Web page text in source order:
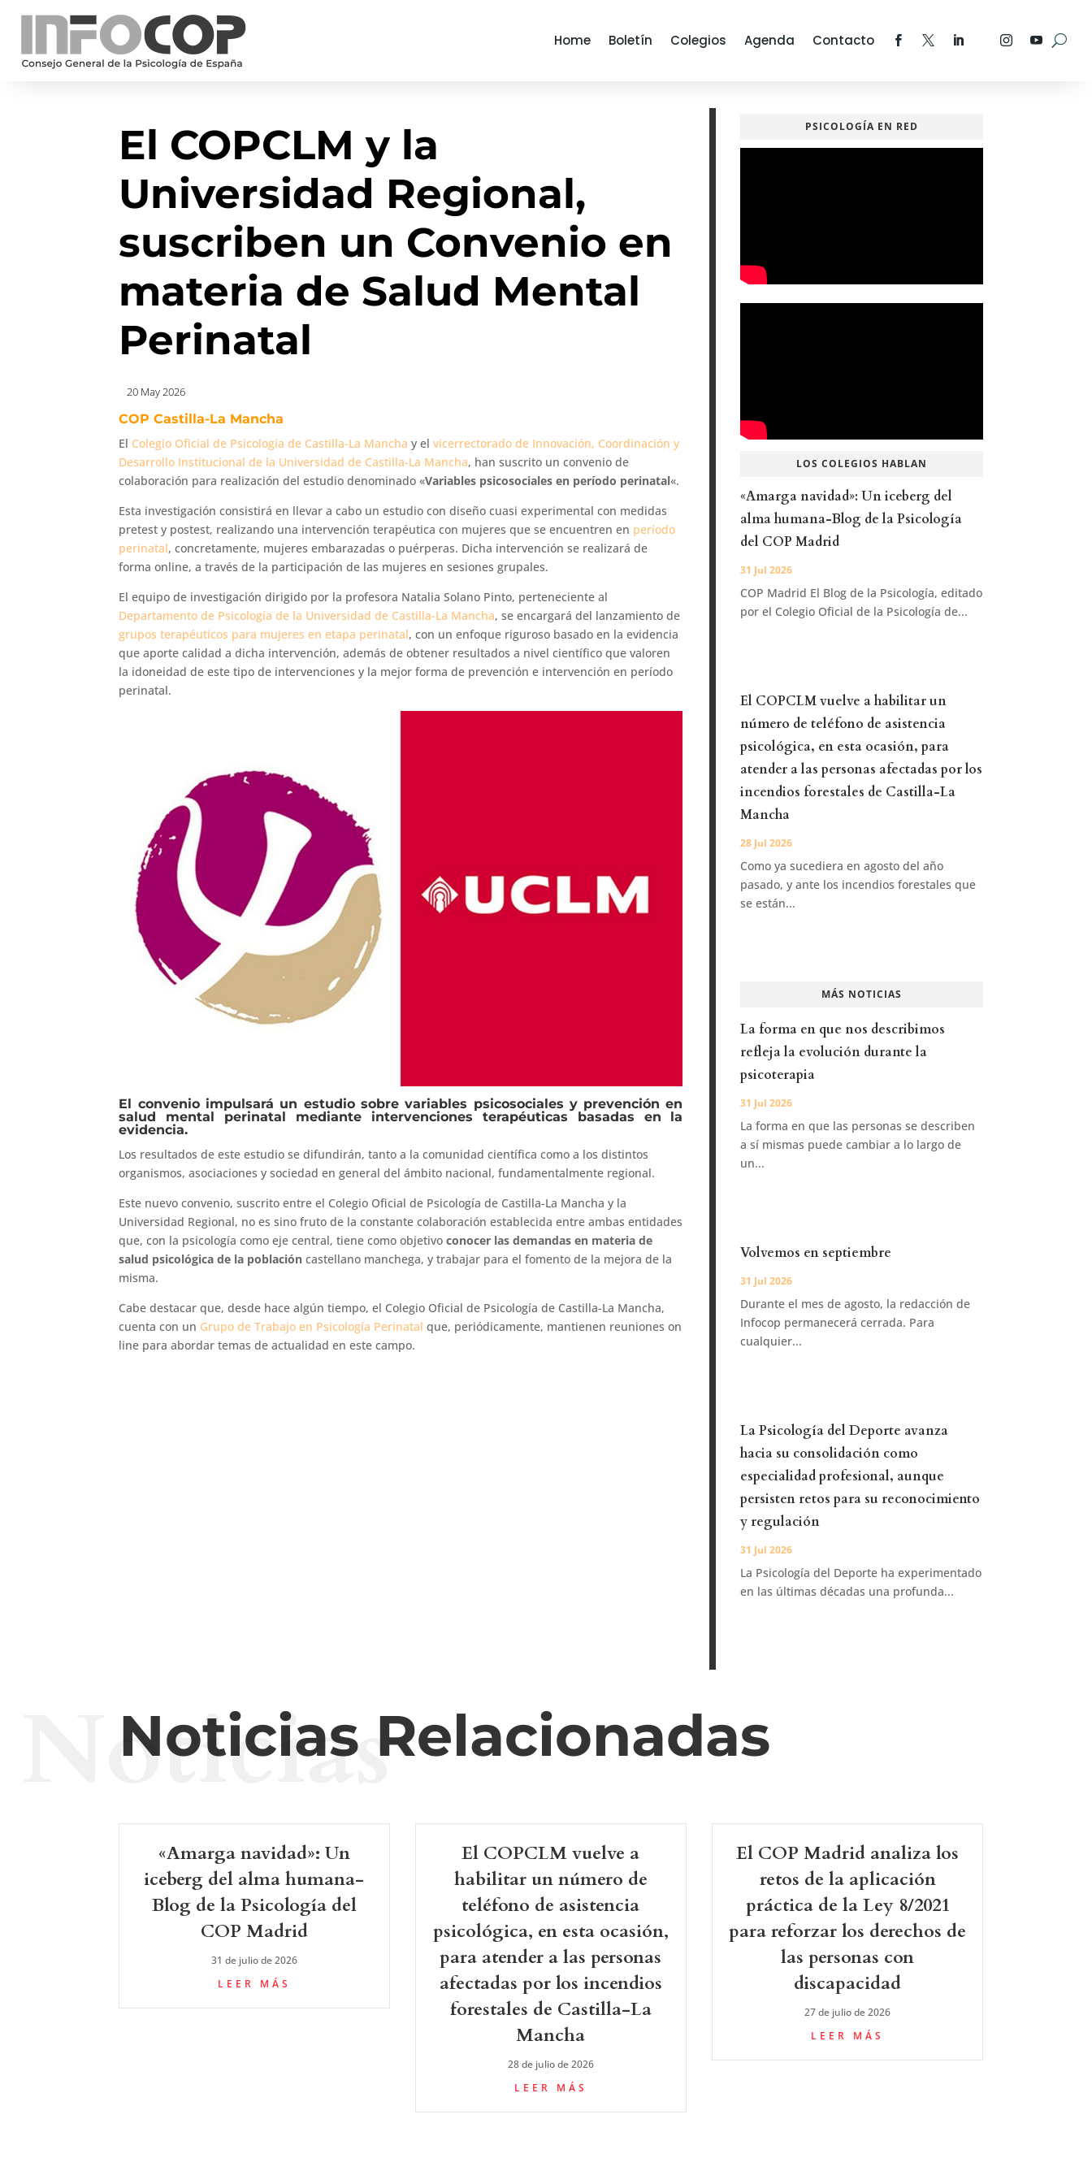
Home Boletín Colegios Agenda Contacto
El COPCLM y la
Universidad Regional,
suscriben un Convenio en
materia de Salud Mental
Perinatal
20 May 2026
COP Castilla-La Mancha
El Colegio Oficial de Psicología de Castilla-La Mancha y elvicerrectorado de Innovación, Coordinación y
Desarrollo Institucional de la Universidad de Castilla-La Mancha, han suscrito un convenio de
colaboración para realización del estudio denominado «Variables psicosociales en período perinatal«.
Esta investigación consistirá en llevar a cabo un estudio con diseño cuasi experimental con medidas
pretest y postest, realizando una intervención terapéutica con mujeres que se encuentren en período
perinatal, concretamente, mujeres embarazadas o puérperas. Dicha intervención se realizará de
forma online, a través de la participación de las mujeres en sesiones grupales.
El equipo de investigación dirigido por la profesora Natalia Solano Pinto, perteneciente al
Departamento de Psicología de la Universidad de Castilla-La Mancha, se encargará del lanzamiento de
grupos terapéuticos para mujeres en etapa perinatal, con un enfoque riguroso basado en la evidencia
que aporte calidad a dicha intervención, además de obtener resultados a nivel científico que valoren
la idoneidad de este tipo de intervenciones y la mejor forma de prevención e intervención en período
perinatal.
El convenio impulsará un estudio sobre variables psicosociales y prevención en
salud mental perinatal mediante intervenciones terapéuticas basadas en la
evidencia.
Los resultados de este estudio se difundirán, tanto a la comunidad científica como a los distintos
organismos, asociaciones y sociedad en general del ámbito nacional, fundamentalmente regional.
Este nuevo convenio, suscrito entre el Colegio Oficial de Psicología de Castilla-La Mancha y la
Universidad Regional, no es sino fruto de la constante colaboración establecida entre ambas entidades
que, con la psicología como eje central, tiene como objetivoconocer las demandas en materia de
salud psicológica de la poblacióncastellano manchega, y trabajar para el fomento de la mejora de la
misma.
Cabe destacar que, desde hace algún tiempo, el Colegio Oficial de Psicología de Castilla-La Mancha,
cuenta con un Grupo de Trabajo en Psicología Perinatalque, periódicamente, mantienen reuniones on
line para abordar temas de actualidad en este campo.
PSICOLOGÍA EN RED
LOS COLEGIOS HABLAN
«Amarga navidad»: Un iceberg del
alma humana-Blog de la Psicología
del COP Madrid
31 Jul 2026
COP Madrid El Blog de la Psicología, editado
por el Colegio Oficial de la Psicología de...
El COPCLM vuelve a habilitar un
número de teléfono de asistencia
psicológica, en esta ocasión, para
atender a las personas afectadas por los
incendios forestales de Castilla-La
Mancha
28 Jul 2026
Como ya sucediera en agosto del año
pasado, y ante los incendios forestales que
se están...
MÁS NOTICIAS
La forma en que nos describimos
refleja la evolución durante la
psicoterapia
31 Jul 2026
La forma en que las personas se describen
a sí mismas puede cambiar a lo largo de
un...
Volvemos en septiembre
31 Jul 2026
Durante el mes de agosto, la redacción de
Infocop permanecerá cerrada. Para
cualquier...
La Psicología del Deporte avanza
hacia su consolidación como
especialidad profesional, aunque
persisten retos para su reconocimiento
y regulación
31 Jul 2026
La Psicología del Deporte ha experimentado
en las últimas décadas una profunda...
Noticias Relacionadas
Noticias
«Amarga navidad»: Un
iceberg del alma humana-
Blog de la Psicología del
COP Madrid
31 de julio de 2026
LEER MÁS
El COPCLM vuelve a
habilitar un número de
teléfono de asistencia
psicológica, en esta ocasión,
para atender a las personas
afectadas por los incendios
forestales de Castilla-La
Mancha
28 de julio de 2026
LEER MÁS
El COP Madrid analiza los
retos de la aplicación
práctica de la Ley 8/2021
para reforzar los derechos de
las personas con
discapacidad
27 de julio de 2026
LEER MÁS